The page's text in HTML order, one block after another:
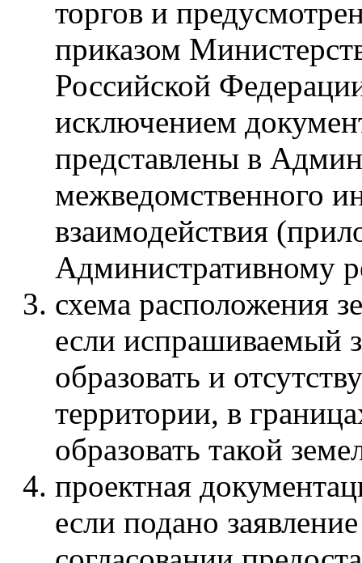
торгов и
приказом
Российской
исключением
представлены в
межведомственного
взаимодействия
Административному
схема расположения
если испрашиваемый
образовать и
территории, в
образовать такой
проектная
если подано